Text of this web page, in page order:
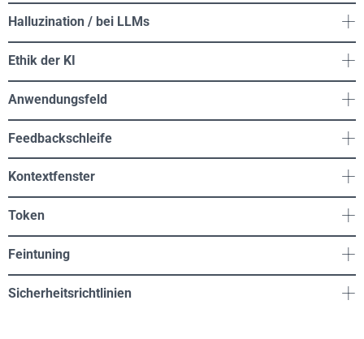
Halluzination / bei LLMs
Ethik der KI
Anwendungsfeld
Feedbackschleife
Kontextfenster
Token
Feintuning
Sicherheitsrichtlinien